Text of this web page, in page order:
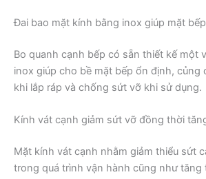
Đai bao mặt kính bằng inox giúp mặt
Bo quanh cạnh bếp có sẵn thiết kế một
inox giúp cho bề mặt bếp ổn định, củng
khi lắp ráp và chống sứt vỡ khi sử dụng.
Kính vát cạnh giảm sứt vỡ đồng thời
Mặt kính vát cạnh nhằm giảm thiểu sứt
trong quá trình vận hành cũng như tăng